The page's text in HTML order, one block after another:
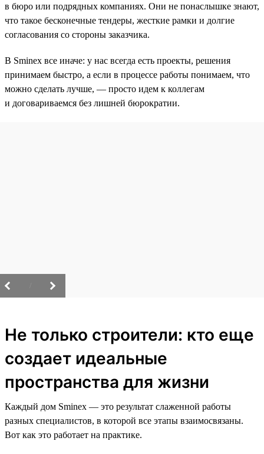
в бюро или подрядных компаниях. Они не понаслышке знают,
что такое бесконечные тендеры, жесткие рамки и долгие
согласования со стороны заказчика.
В Sminex все иначе: у нас всегда есть проекты, решения
принимаем быстро, а если в процессе работы понимаем, что
можно сделать лучше, — просто идем к коллегам
и договариваемся без лишней бюрократии.
Не только строители: кто еще
создает идеальные
пространства для жизни
Каждый дом Sminex — это результат слаженной работы
разных специалистов, в которой все этапы взаимосвязаны.
Вот как это работает на практике.